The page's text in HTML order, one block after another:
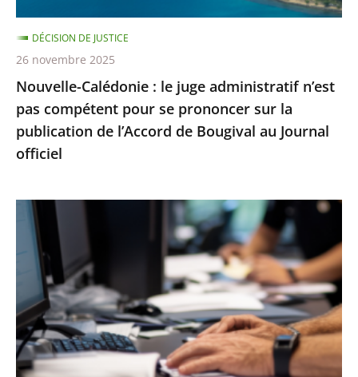
pour
se
prononcer
sur
la
publication
de
de
Bougival
Journal
officiel
Nouvelle-Calédonie : le juge administratif n’est
pas compétent pour se prononcer sur la
publication de l’Accord de Bougival au Journal
officiel
DÉCISION DE JUSTICE
26 novembre 2025
Conseil
d’État
rejette
un
recours
contre
la